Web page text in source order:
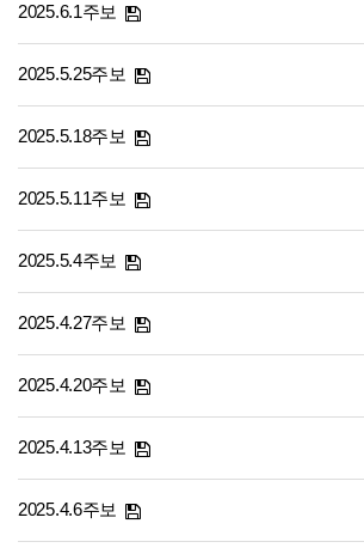
2025.6.1주보
2025.5.25주보
2025.5.18주보
2025.5.11주보
2025.5.4주보
2025.4.27주보
2025.4.20주보
2025.4.13주보
2025.4.6주보